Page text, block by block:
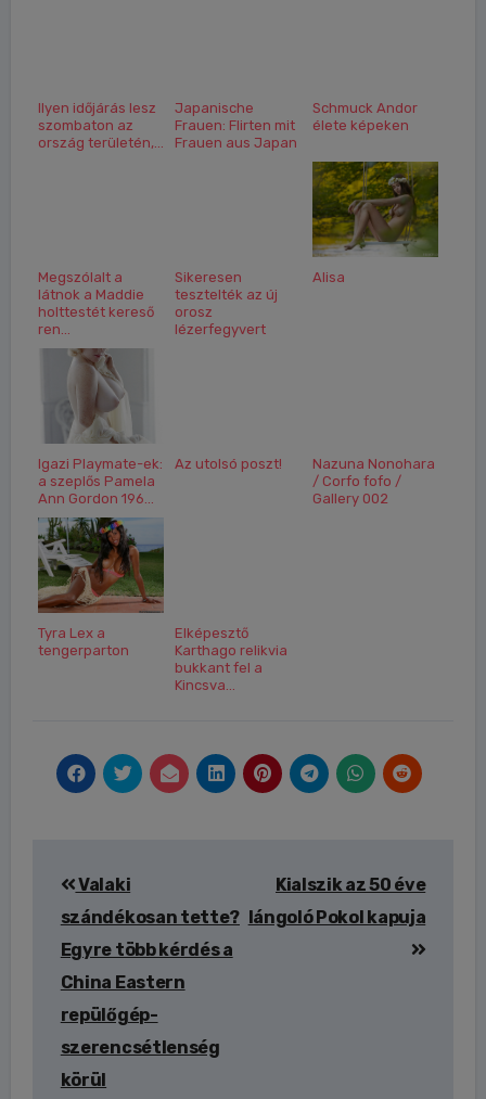
Ilyen időjárás lesz
szombaton az
ország területén,...
Japanische
Frauen: Flirten mit
Frauen aus Japan
Schmuck Andor
élete képeken
Megszólalt a
látnok a Maddie
holttestét kereső
ren...
Sikeresen
tesztelték az új
orosz
lézerfegyvert
Alisa
Igazi Playmate-ek:
a szeplős Pamela
Ann Gordon 196...
Az utolsó poszt!
Nazuna Nonohara
/ Corfo fofo /
Gallery 002
Tyra Lex a
tengerparton
Elképesztő
Karthago relikvia
bukkant fel a
Kincsva...
navigáció
Valaki
szándékosan tette?
Egyre több kérdés a
China Eastern
repülőgép-
szerencsétlenség
körül
Kialszik az 50 éve
lángoló Pokol kapuja